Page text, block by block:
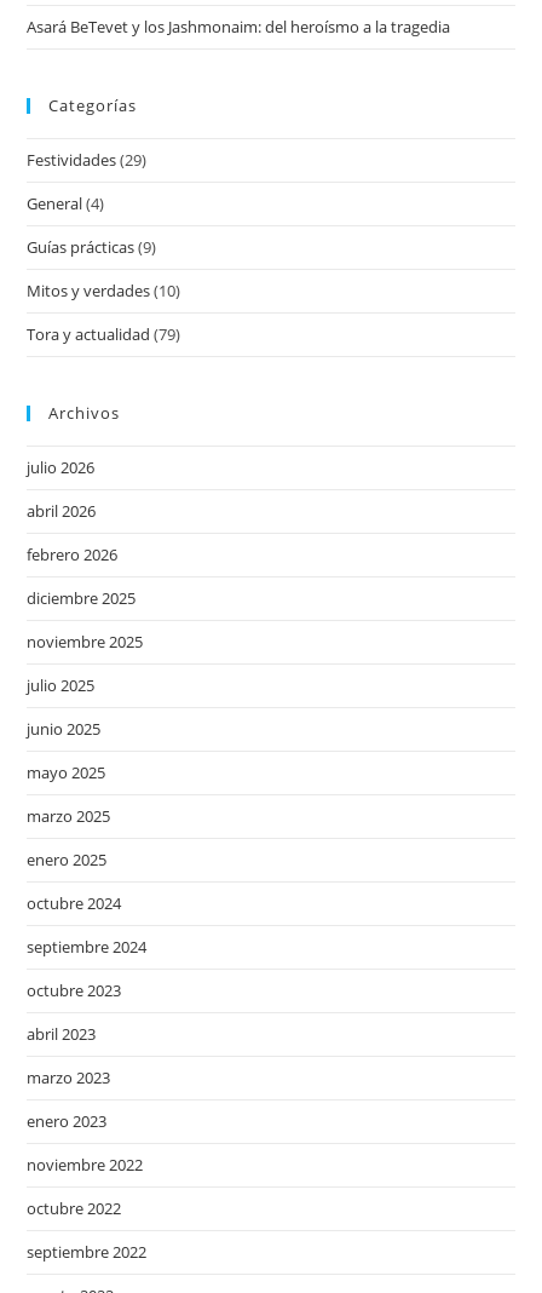
Asará BeTevet y los Jashmonaim: del heroísmo a la tragedia
Categorías
Festividades(29)
General(4)
Guías prácticas(9)
Mitos y verdades(10)
Tora y actualidad (79)
Archivos
julio 2026
abril 2026
febrero 2026
diciembre 2025
noviembre 2025
julio 2025
junio 2025
mayo 2025
marzo 2025
enero 2025
octubre 2024
septiembre 2024
octubre 2023
abril 2023
marzo 2023
enero 2023
noviembre 2022
octubre 2022
septiembre 2022